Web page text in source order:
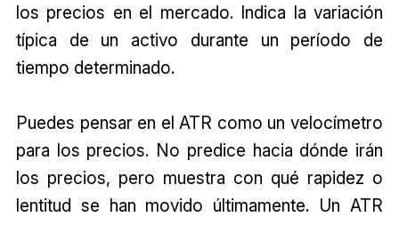
los precios en el mercado. Indica la variación
típica de un activo durante un período de
tiempo determinado.
Puedes pensar en el ATR como un velocímetro
para los precios. No predice hacia dónde irán
los precios, pero muestra con qué rapidez o
lentitud se han movido últimamente. Un ATR